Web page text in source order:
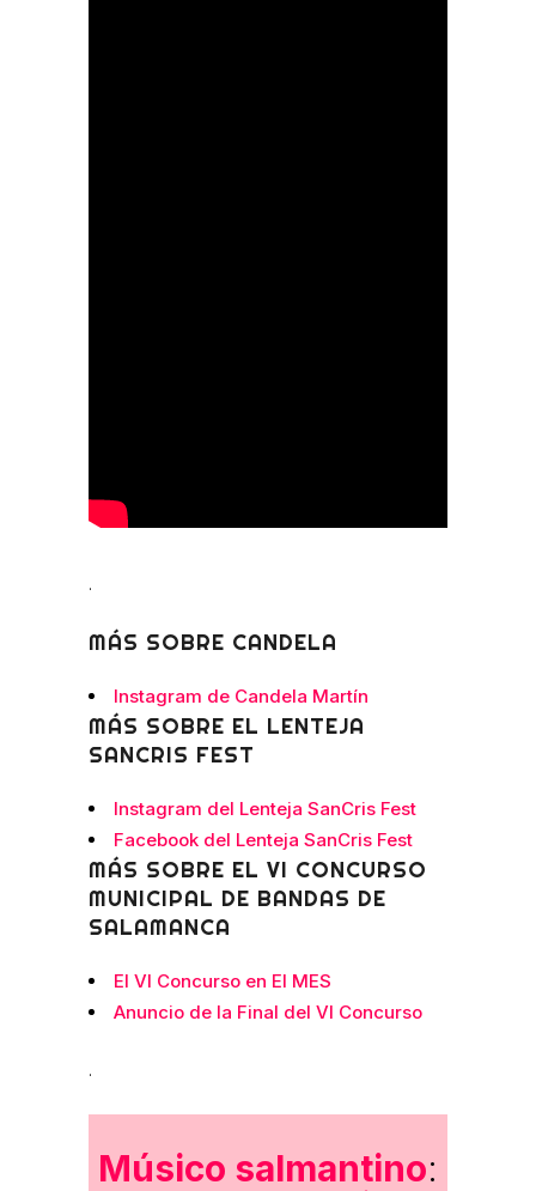
.
MÁS SOBRE CANDELA
Instagram de Candela Martín
MÁS SOBRE EL LENTEJA
SANCRIS FEST
Instagram del Lenteja SanCris Fest
Facebook del Lenteja SanCris Fest
MÁS SOBRE EL VI CONCURSO
MUNICIPAL DE BANDAS DE
SALAMANCA
El VI Concurso en El MES
Anuncio de la Final del VI Concurso
.
Músico salmantino: